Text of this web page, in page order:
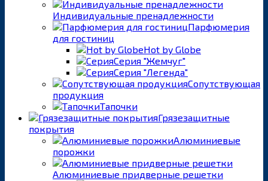
Индивидуальные пренадлежности
Парфюмерия
для гостиниц
Hot by Globe
Серия "Жемчуг"
Серия "Легенда"
Сопутствующая
продукция
Тапочки
Грязезащитные
покрытия
Алюминиевые
порожки
Алюминиевые придверные решетки